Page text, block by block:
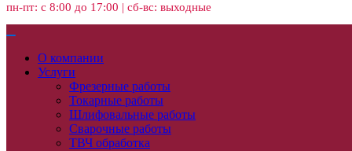
пн-пт: с 8:00 до 17:00 | сб-вс: выходные
О компании
Услуги
Фрезерные работы
Токарные работы
Шлифовальные работы
Сварочные работы
ТВЧ обработка